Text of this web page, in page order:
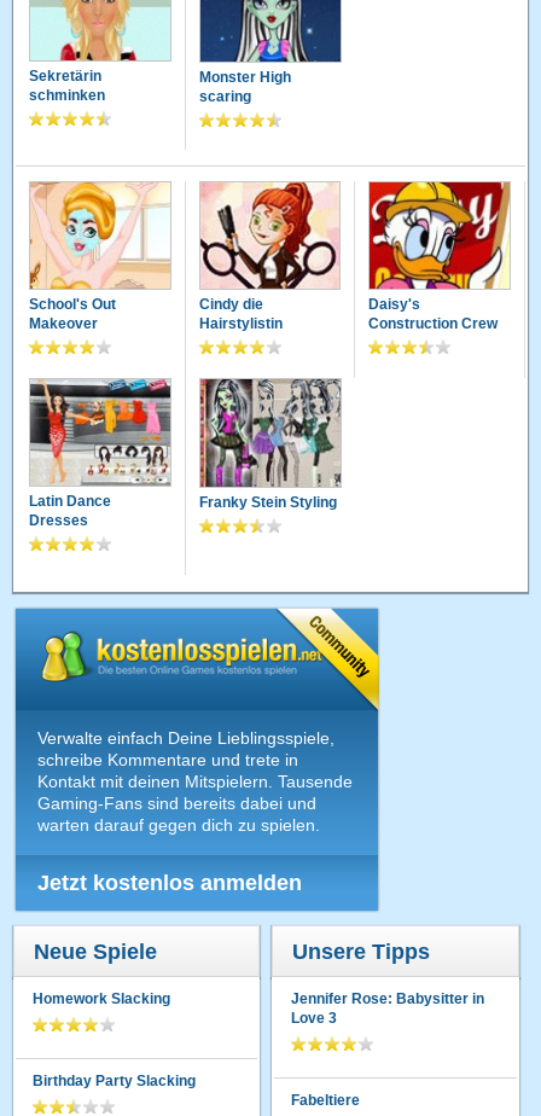
Sekretärin
schminken
Monster High
scaring
School's Out
Makeover
Cindy die
Hairstylistin
Daisy's
Construction Crew
Latin Dance
Dresses
Franky Stein Styling
Verwalte einfach Deine Lieblingsspiele,
schreibe Kommentare und trete in
Kontakt mit deinen Mitspielern. Tausende
Gaming-Fans sind bereits dabei und
warten darauf gegen dich zu spielen.
Jetzt kostenlos anmelden
Neue Spiele
Homework Slacking
Birthday Party Slacking
Unsere Tipps
Jennifer Rose: Babysitter in
Love 3
Fabeltiere